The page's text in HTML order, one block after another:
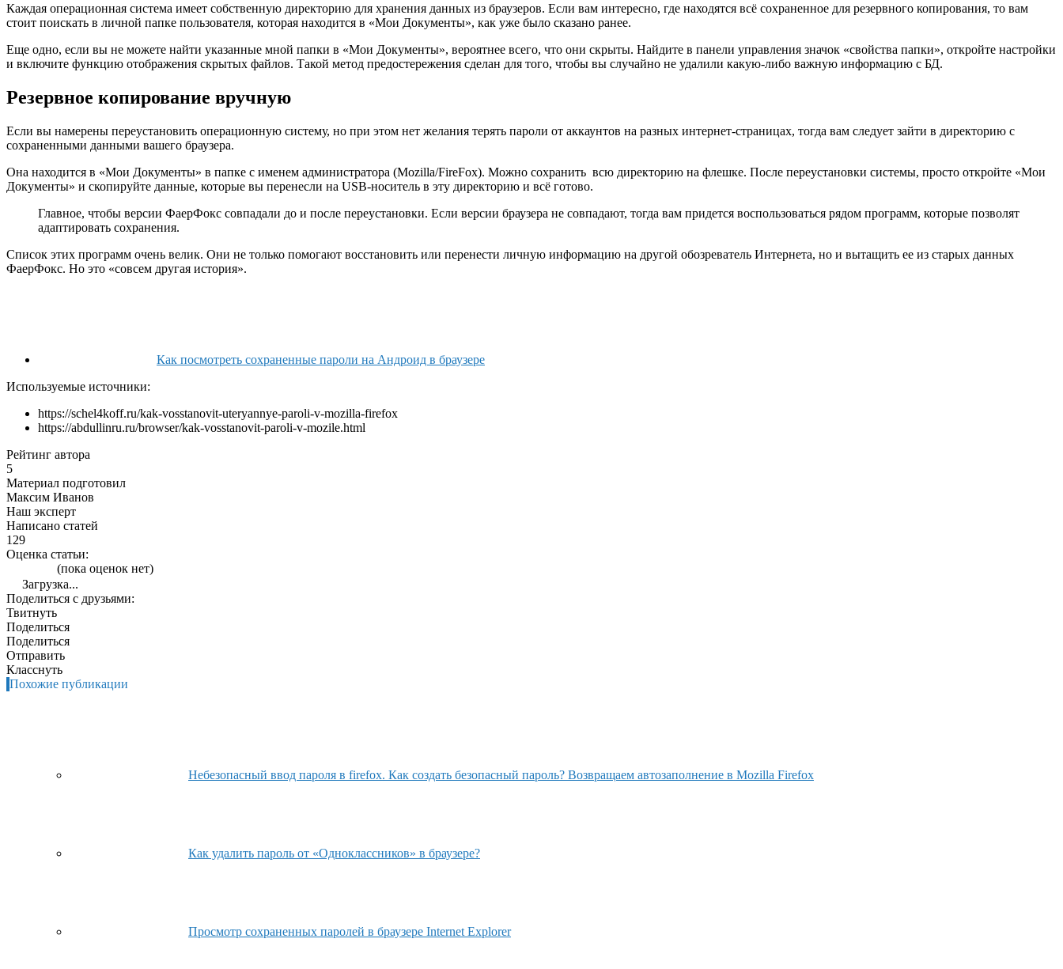
Каждая операционная система имеет собственную директорию для хранения данных из браузеров. Если вам интересно, где находятся всё сохраненное для резервного копирования, то вам
стоит поискать в личной папке пользователя, которая находится в «Мои Документы», как уже было сказано ранее.
Еще одно, если вы не можете найти указанные мной папки в «Мои Документы», вероятнее всего, что они скрыты. Найдите в панели управления значок «свойства папки», откройте настройки
и включите функцию отображения скрытых файлов. Такой метод предостережения сделан для того, чтобы вы случайно не удалили какую-либо важную информацию с БД.
Резервное копирование вручную
Если вы намерены переустановить операционную систему, но при этом нет желания терять пароли от аккаунтов на разных интернет-страницах, тогда вам следует зайти в директорию с
сохраненными данными вашего браузера.
Она находится в «Мои Документы» в папке с именем администратора (Mozilla/FireFox). Можно сохранить всю директорию на флешкe. После переустановки системы, просто откройте «Мои
Документы» и скопируйте данные, которые вы перенесли на USB-носитель в эту директорию и всё готово.
Главное, чтобы версии ФаерФокс совпадали до и после переустановки. Если версии браузера не совпадают, тогда вам придется воспользоваться рядом программ, которые позволят
адаптировать сохранения.
Список этих программ очень велик. Они не только помогают восстановить или перенести личную информацию на другой обозреватель Интернета, но и вытащить ее из старых данных
ФаерФокс. Но это «совсем другая история».
Как посмотреть сохраненные пароли на Андроид в браузере
Используемые источники:
https://schel4koff.ru/kak-vosstanovit-uteryannye-paroli-v-mozilla-firefox
https://abdullinru.ru/browser/kak-vosstanovit-paroli-v-mozile.html
Рейтинг автора
5
Материал подготовил
Максим Иванов
Наш эксперт
Написано статей
129
Оценка статьи:
(пока оценок нет)
Загрузка...
Поделиться с друзьями:
Твитнуть
Поделиться
Поделиться
Отправить
Класснуть
Похожие публикации
Небезопасный ввод пароля в firefox. Как создать безопасный пароль? Возвращаем автозаполнение в Mozilla Firefox
Как удалить пароль от «Одноклассников» в браузере?
Просмотр сохраненных паролей в браузере Internet Explorer